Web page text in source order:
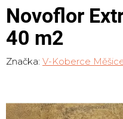
Novoflor
40 m2
Značka: V-Koberce